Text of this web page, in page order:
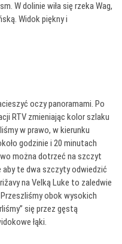
W dolinie wiła się rzeka Wag,
Widok piękny i
oczy panoramami. Po
RTV zmieniając kolor szlaku
w prawo, w kierunku
godzinie i 20 minutach
można dotrzeć na szczyt
te dwa szczyty odwiedzić
na Velką Luke to zaledwie
obok wysokich
się przez gęstą
łąki.